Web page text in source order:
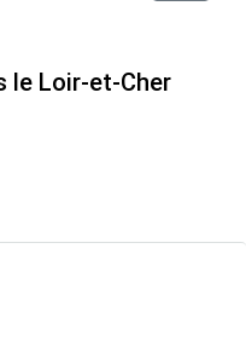
le Loir-et-Cher